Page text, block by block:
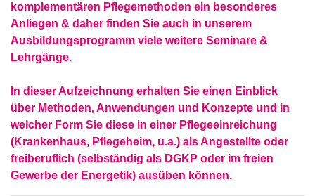
komplementären Pflegemethoden ein besonderes
Anliegen & daher finden Sie auch in unserem
Ausbildungsprogramm viele weitere Seminare &
Lehrgänge.
In dieser Aufzeichnung erhalten Sie einen Einblick
über Methoden, Anwendungen und Konzepte und in
welcher Form Sie diese in einer Pflegeeinreichung
(Krankenhaus, Pflegeheim, u.a.) als Angestellte oder
freiberuflich (selbständig als DGKP oder im freien
Gewerbe der Energetik) ausüben können.